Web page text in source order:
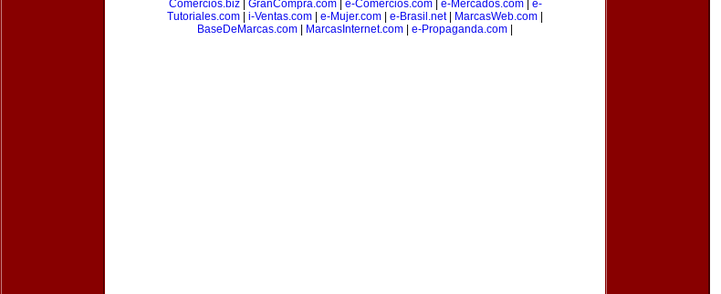
Comercios.biz| GranCompra.com| e-Comercios.com| e-Mercados.com| e-
Tutoriales.com
i-Ventas.com e-Mujer.com e-Brasil.net| MarcasWeb.com
BaseDeMarcas.com
MarcasInternet.com e-Propaganda.com